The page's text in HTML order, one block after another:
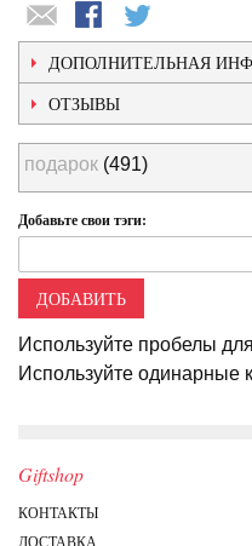
ДОПОЛНИТЕЛЬНАЯ
ОТЗЫВЫ
подарок (491)
Добавьте свои тэги:
ДОБАВИТЬ
Используйте пробелы
Используйте одинарные
Giftshop
КОНТАКТЫ
ДОСТАВКА